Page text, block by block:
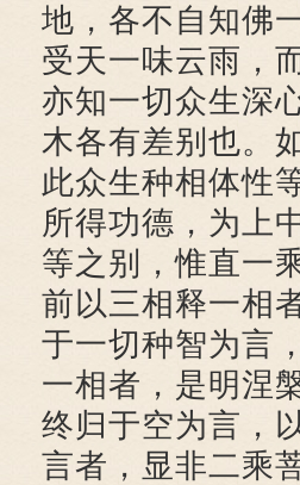
地，各不自知佛
受天一味云雨，
亦知一切众生深
木各有差别也。
此众生种相体性
所得功德，为上
等之别，惟直一
前以三相释一相
于一切种智为言
一相者，是明涅
终归于空为言，
言者，显非二乘